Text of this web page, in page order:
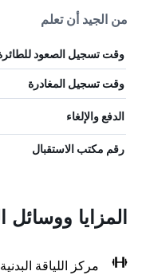
من الجيد أن تعلم
وقت تسجيل الصعود
وقت تسجيل المغادرة
الدفع والإلغاء
رقم مكتب الاستقبال
المزايا
مركز اللياقة البدنية